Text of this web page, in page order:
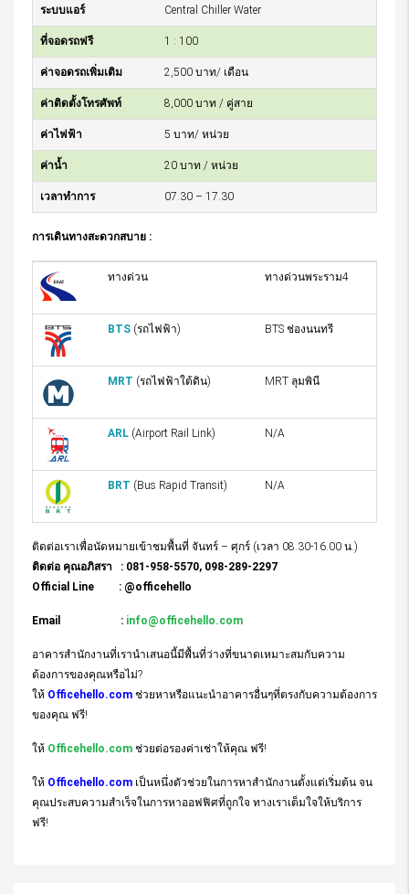
ระบบแอร์ Central Chiller Water
ที่จอดรถฟรี 1 : 100
ค่าจอดรถเพิ่มเติม 2,500 บาท/ เดือน
ค่าติดตั้งโทรศัพท์ 8,000 บาท / คู่สาย
ค่าไฟฟ้า 5 บาท/ หน่วย
ค่าน้ำ 20 บาท / หน่วย
เวลาทำการ 07.30 – 17.30
การเดินทางสะดวกสบาย :
ทางด่วน ทางด่วนพระราม4
BTS (รถไฟฟ้า) BTS ช่องนนทรี
MRT (รถไฟฟ้าใต้ดิน) MRT ลุมพินี
ARL (Airport Rail Link) N/A
BRT (Bus Rapid Transit) N/A
ติดต่อเราเพื่อนัดหมายเข้าชมพื้นที่ จันทร์ – ศุกร์ (เวลา 08.30-16.00 น.)
ติดต่อ คุณอภิสรา : 081-958-5570, 098-289-2297
Official Line : @officehello
Email : info@officehello.com
อาคารสำนักงานที่เรานำเสนอนี้มีพื้นที่ว่างที่ขนาดเหมาะสมกับความ
ต้องการของคุณหรือไม่?
ให้ Officehello.com ช่วยหาหรือแนะนำอาคารอื่นๆที่ตรงกับความต้องการ
ของคุณ ฟรี!
ให้ Officehello.com ช่วยต่อรองค่าเช่าให้คุณ ฟรี!
ให้ Officehello.com เป็นหนึ่งตัวช่วยในการหาสำนักงานตั้งแต่เริ่มต้น จน
คุณประสบความสำเร็จในการหาออฟฟิศที่ถูกใจ ทางเราเต็มใจให้บริการ
ฟรี!